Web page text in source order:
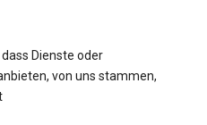
Dienste oder
von uns stammen,